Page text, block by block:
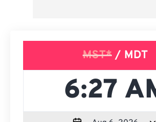
MST*/ MDT